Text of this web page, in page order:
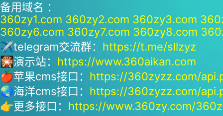
备用域名 ：
360zy1.com 360zy2.com 360zy3.com
360zy6.com 360zy7.com 360zy8.com
✈telegram交流群： https://t.me/sllzyz
🎇演示站： https://www.360aikan.com
🍎苹果cms接口： https://360zyzz.com/
🌏海洋cms接口： https://360zyzz.com/
👉更多接口： https://www.360zy.com/